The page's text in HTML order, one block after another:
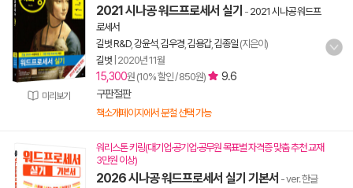
미리보기
2021 시나공 워드프로세서 실기 - 2021 시나공 워드프
로세서
길벗 R&D, 강윤석 김우경 김용갑, 김종일 (지은이)
길벗 2020년 11월
15,300원 (10% 할인 / 850원)
9.6
구판절판
책소개페이지에서 분철 선택 가능
워리스톤 키링(대기업·공기업·공무원 목표별 자격증 맞춤 추천 교재
3만원 이상)
2026 시나공 워드프로세서 실기 기본서 - ver. 한글